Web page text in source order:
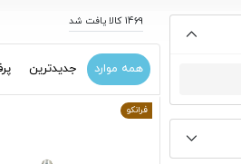
1469 کالا یافت شد
همه موارد جدیدترین
فرانکو